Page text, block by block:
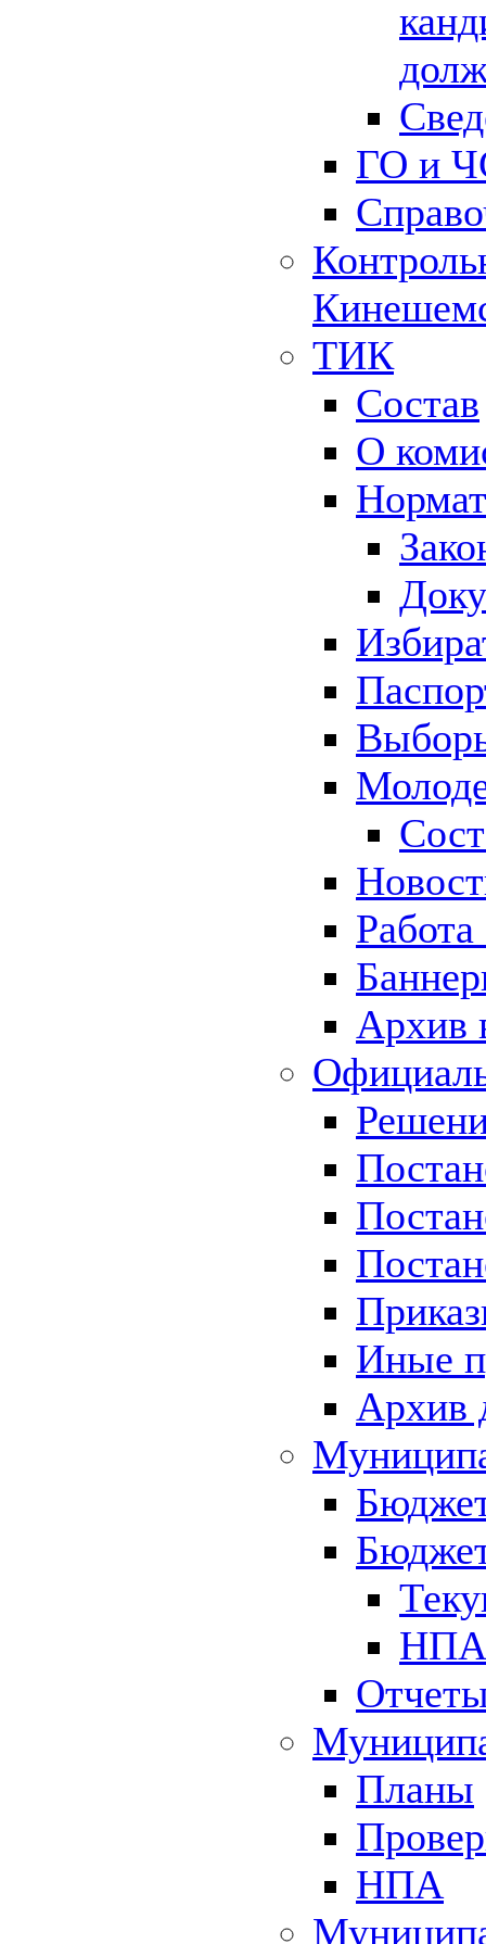
ГО и
ТИК
Состав
О
Архив
Иные
Архив
НПА
Планы
НПА